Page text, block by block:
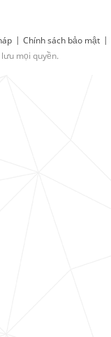
| Chính sách bảo mật |
mọi quyền.